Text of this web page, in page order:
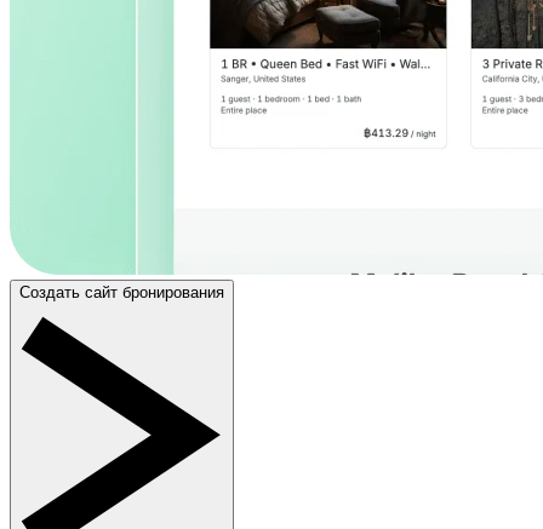
Создать сайт бронирования